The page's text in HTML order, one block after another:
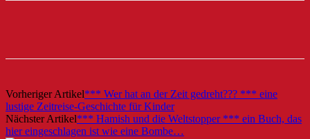
Vorheriger Artikel*** Wer hat an der Zeit gedreht??? *** eine
lustige Zeitreise-Geschichte für Kinder
Nächster Artikel*** Hamish und die Weltstopper *** ein Buch, das
hier eingeschlagen ist wie eine Bombe…